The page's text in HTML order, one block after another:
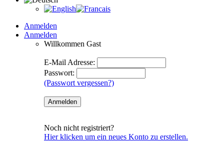
Anmelden
Anmelden
Willkommen Gast
E-Mail Adresse:
Passwort:
(Passwort vergessen?)
Noch nicht registriert?
Hier klicken um ein neues Konto zu erstellen.